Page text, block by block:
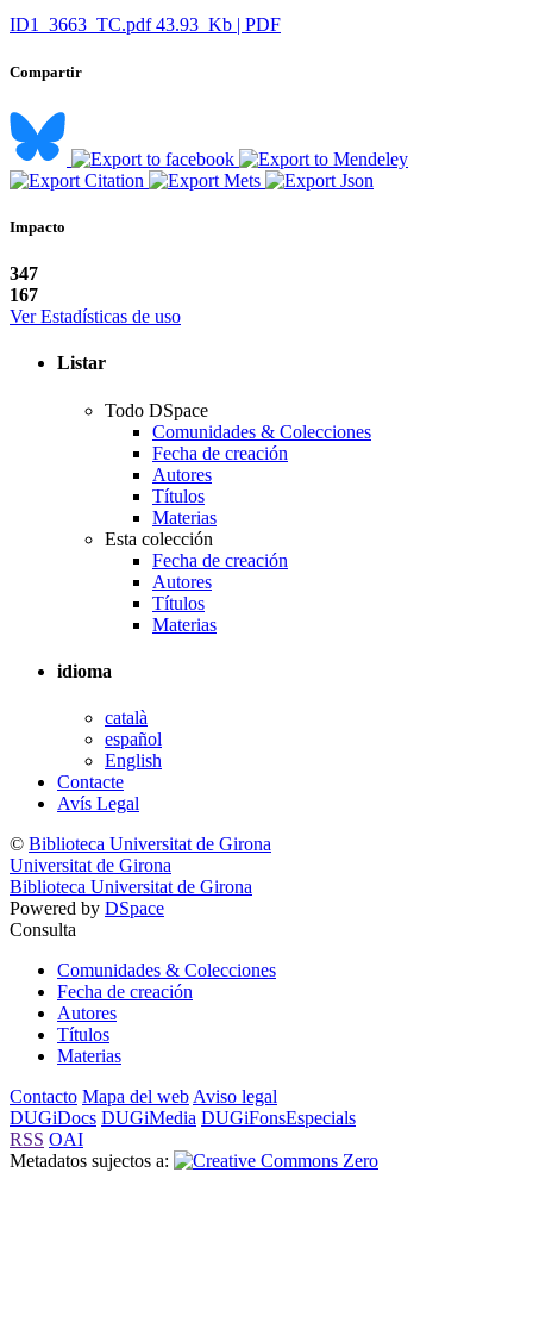
ID1_3663_TC.pdf 43.93 Kb | PDF
Compartir
Impacto
347
167
Ver Estadísticas de uso
Listar
Todo DSpace
Comunidades & Colecciones
Fecha de creación
Autores
Títulos
Materias
Esta colección
Fecha de creación
Autores
Títulos
Materias
idioma
català
español
English
Contacte
Avís Legal
© Biblioteca Universitat de Girona
Universitat de Girona
Biblioteca Universitat de Girona
Powered by DSpace
Consulta
Comunidades & Colecciones
Fecha de creación
Autores
Títulos
Materias
Contacto Mapa del web Aviso legal
DUGiDocs DUGiMedia DUGiFonsEspecials
RSS OAI
Metadatos sujectos a: